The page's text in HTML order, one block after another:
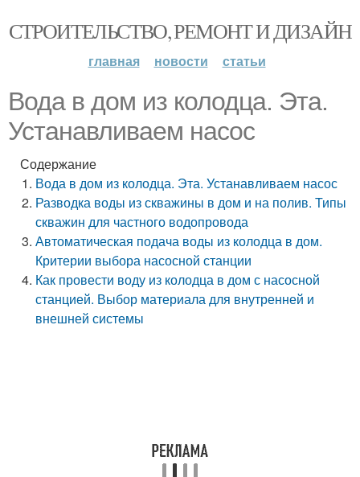
СТРОИТЕЛЬСТВО, РЕМОНТ И ДИЗАЙН
главная новости статьи
Вода в дом из колодца. Эта.
Устанавливаем насос
Содержание
Вода в дом из колодца. Эта. Устанавливаем насос
Разводка воды из скважины в дом и на полив. Типы
скважин для частного водопровода
Автоматическая подача воды из колодца в дом.
Критерии выбора насосной станции
Как провести воду из колодца в дом с насосной
станцией. Выбор материала для внутренней и
внешней системы